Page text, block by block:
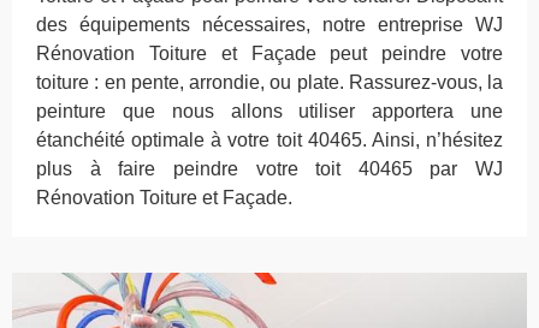
des équipements nécessaires, notre entreprise WJ
Rénovation Toiture et Façade peut peindre votre
toiture : en pente, arrondie, ou plate. Rassurez-vous, la
peinture que nous allons utiliser apportera une
étanchéité optimale à votre toit 40465. Ainsi, n’hésitez
plus à faire peindre votre toit 40465 par WJ
Rénovation Toiture et Façade.